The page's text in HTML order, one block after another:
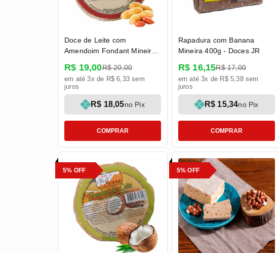
Doce de Leite com
Amendoim Fondant Mineiro
da Serra
R$ 19,00R$ 20,00
R$ 18,05no Pix
em até 3x de R$ 6,33 sem
juros
COMPRAR
Rapadura com Banana
Mineira 400g - Doces JR
R$ 16,15R$ 17,00
R$ 15,34no Pix
em até 3x de R$ 5,38 sem
juros
COMPRAR
5% OFF 5% OFF